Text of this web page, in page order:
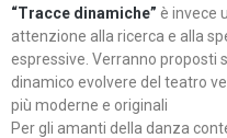
“Tracce dinamiche” è invece
attenzione alla ricerca e alla
espressive. Verranno proposti
dinamico evolvere del teatro
più moderne e originali
Per gli amanti della danza